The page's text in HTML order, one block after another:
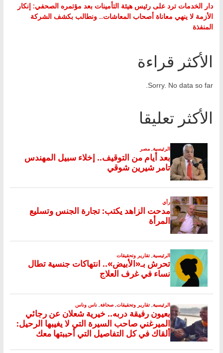
دار الخدمات ترد على رئيس هيئة التأمينات بعد مؤتمره الصحفي: إنكار
الأزمة لا ينهي معاناة أصحاب المعاشات.. ونطالب بكشف الشركة
المنفذة
الأكثر قراءة
Sorry. No data so far.
الأكثر تعليقا